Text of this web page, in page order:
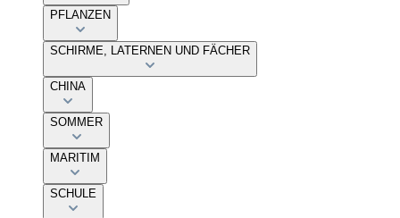
PFLANZEN
SCHIRME, LATERNEN UND FÄCHER
CHINA
SOMMER
MARITIM
SCHULE